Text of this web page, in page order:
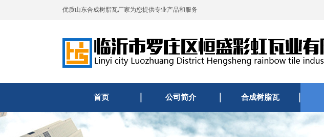
优质山东合成树脂瓦厂家为您提供专业产品和服务
首页 公司简介 合成树脂瓦